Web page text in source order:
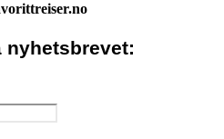
nyhetsbrevet: